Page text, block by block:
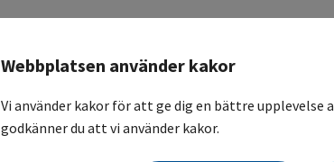
Webbplatsen använder kakor
Vi använder kakor för att ge dig en bättre upplevelse
godkänner du att vi använder kakor.